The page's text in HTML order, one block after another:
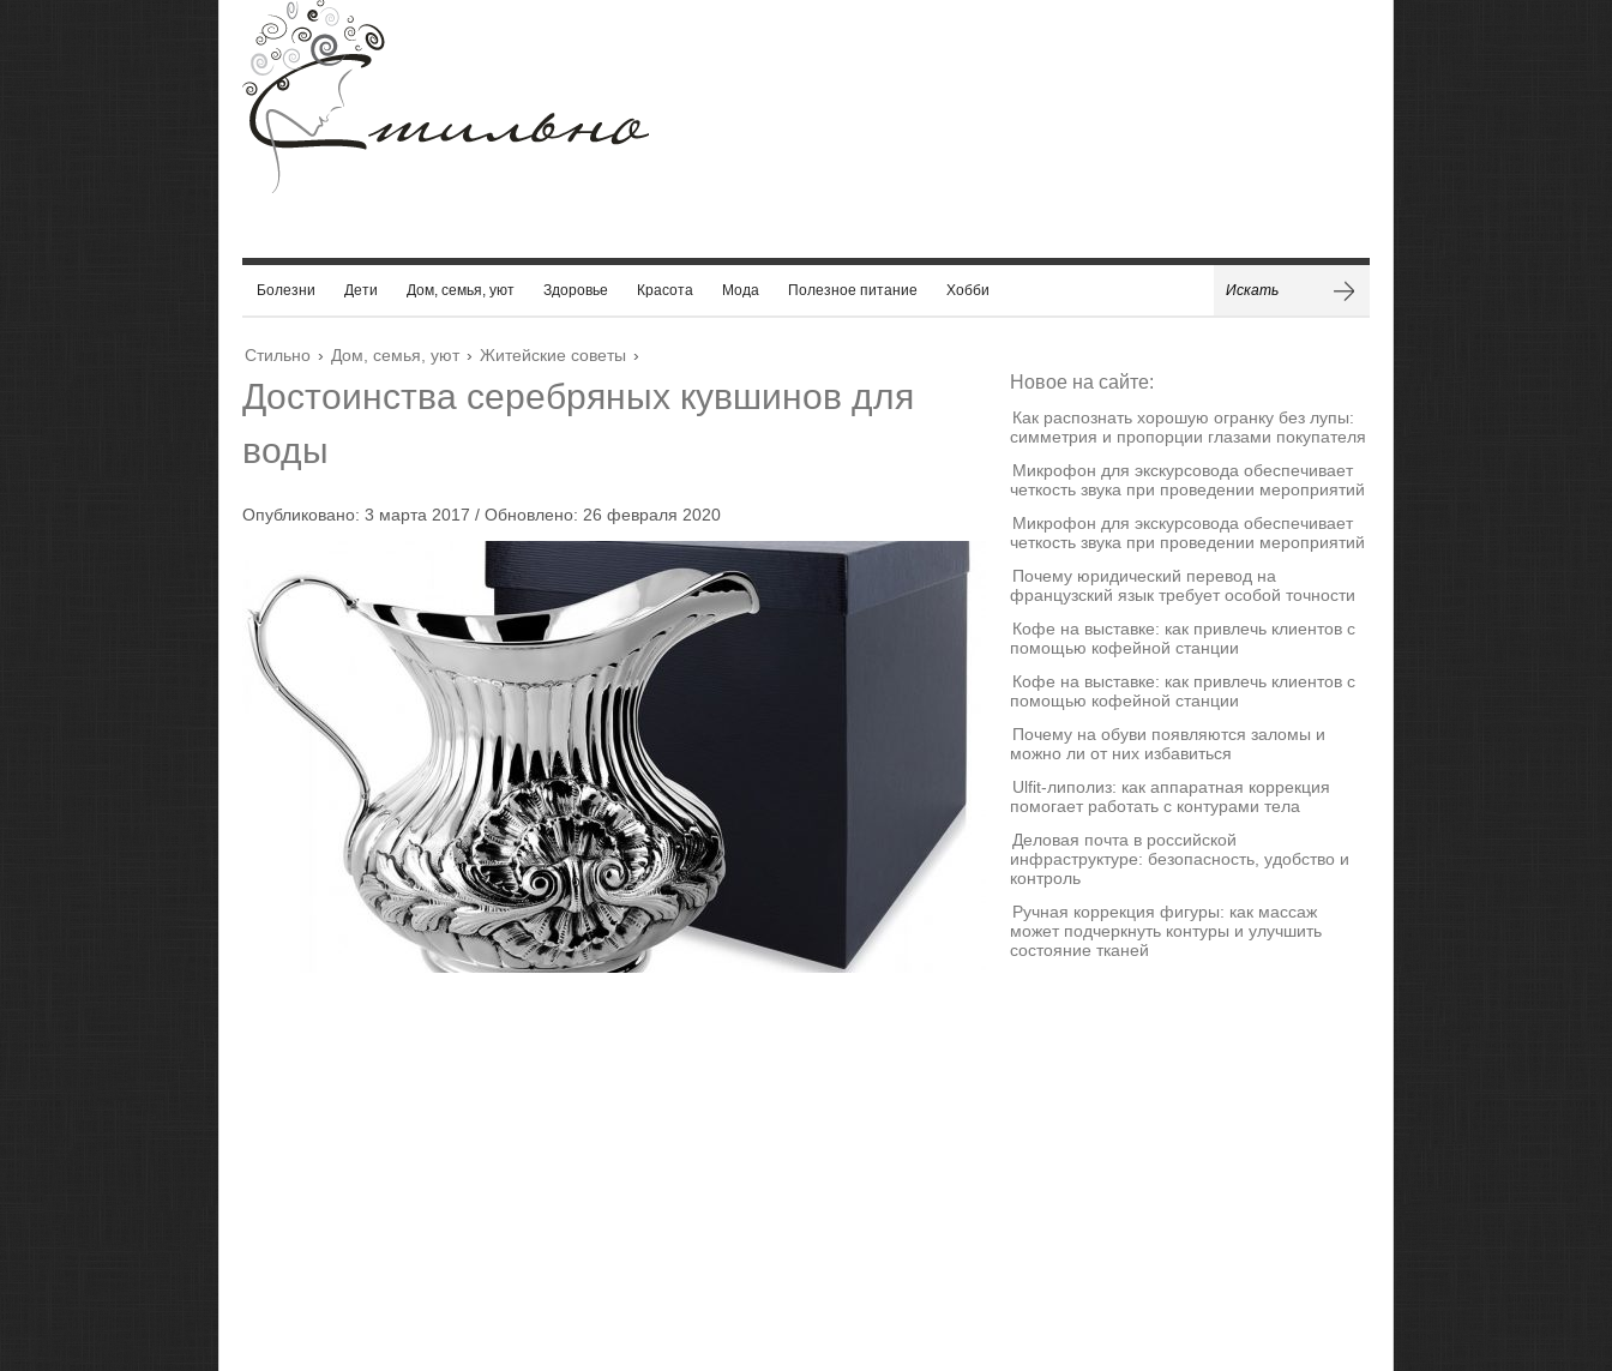
Болезни Дети Дом, семья, уют Здоровье Красота Мода Полезное питание Хобби
Стильно › Дом, семья, уют › Житейские советы ›
Достоинства серебряных кувшинов для
воды
Опубликовано: 3 марта 2017 / Обновлено: 26 февраля 2020
Новое на сайте:
Как распознать хорошую огранку без лупы:
симметрия и пропорции глазами покупателя
Микрофон для экскурсовода обеспечивает
четкость звука при проведении мероприятий
Микрофон для экскурсовода обеспечивает
четкость звука при проведении мероприятий
Почему юридический перевод на
французский язык требует особой точности
Кофе на выставке: как привлечь клиентов с
помощью кофейной станции
Кофе на выставке: как привлечь клиентов с
помощью кофейной станции
Почему на обуви появляются заломы и
можно ли от них избавиться
Ulfit-липолиз: как аппаратная коррекция
помогает работать с контурами тела
Деловая почта в российской
инфраструктуре: безопасность, удобство и
контроль
Ручная коррекция фигуры: как массаж
может подчеркнуть контуры и улучшить
состояние тканей